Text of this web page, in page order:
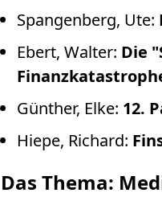
Spangenberg, Ute:
Ebert, Walter: Die
Günther, Elke: 12.
Hiepe, Richard:
Das Thema: